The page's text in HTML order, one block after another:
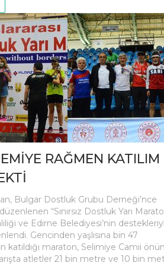
RAĞMEN KATILIM
Bulgar Dostluk Grubu Derneği’nce
“Sınırsız Dostluk Yarı
ve Edirne Belediyesi’nin
Gencinden yaşlısına bin 47
katıldığı maraton, Selimiye Camii
atletler 21 bin metre ve 10 bin